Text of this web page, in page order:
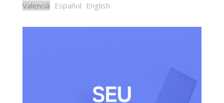
Valencià Español English